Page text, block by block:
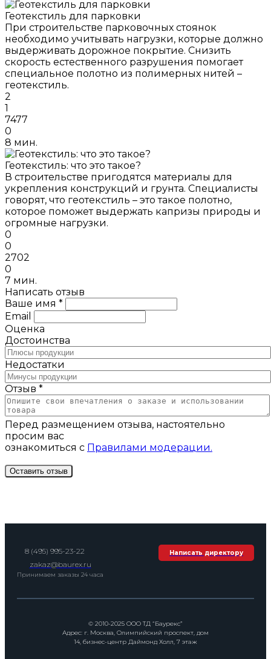
Геотекстиль для парковки
При строительстве парковочных стоянок
необходимо учитывать нагрузки, которые должно
выдерживать дорожное покрытие. Снизить
скорость естественного разрушения помогает
специальное полотно из полимерных нитей –
геотекстиль.
2
1
7477
0
8 мин.
Геотекстиль: что это такое?
В строительстве пригодятся материалы для
укрепления конструкций и грунта. Специалисты
говорят, что геотекстиль – это такое полотно,
которое поможет выдержать капризы природы и
огромные нагрузки.
0
0
2702
0
7 мин.
Написать отзыв
Ваше имя *
Email
Оценка
Достоинства
Недостатки
Отзыв *
Перед размещением отзыва, настоятельно
просим вас
ознакомиться с Правилами модерации.
8 (495) 995-23-22
zakaz@baurex.ru
Принимаем заказы 24 часа
Написать директору
© 2010-2025 ООО ТД “Баурекс”
Адрес: г. Москва, Олимпийский проспект, дом
14, бизнес-центр Даймонд Холл, 7 этаж